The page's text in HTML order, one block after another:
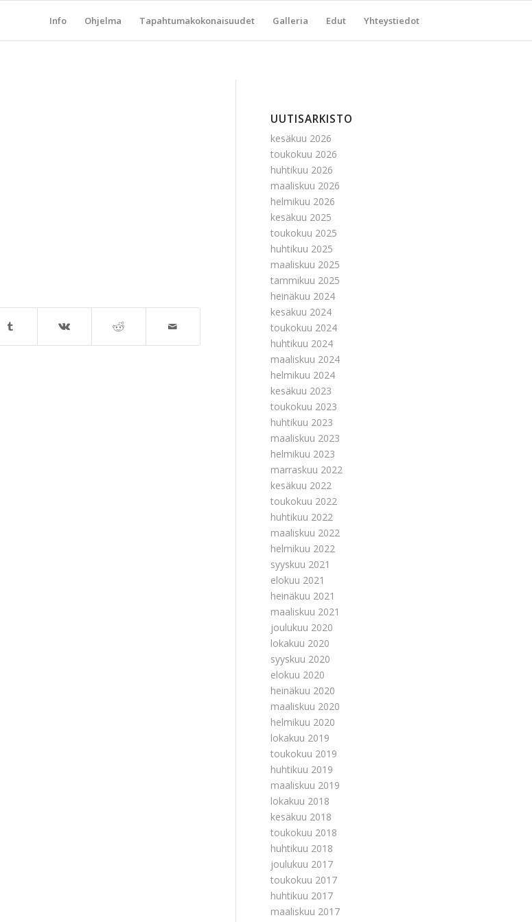
Info Ohjelma Tapahtumakokonaisuudet Galleria Edut Yhteystiedot
UUTISARKISTO
kesäkuu 2026
toukokuu 2026
huhtikuu 2026
maaliskuu 2026
helmikuu 2026
kesäkuu 2025
toukokuu 2025
huhtikuu 2025
maaliskuu 2025
tammikuu 2025
heinäkuu 2024
kesäkuu 2024
toukokuu 2024
huhtikuu 2024
maaliskuu 2024
helmikuu 2024
kesäkuu 2023
toukokuu 2023
huhtikuu 2023
maaliskuu 2023
helmikuu 2023
marraskuu 2022
kesäkuu 2022
toukokuu 2022
huhtikuu 2022
maaliskuu 2022
helmikuu 2022
syyskuu 2021
elokuu 2021
heinäkuu 2021
maaliskuu 2021
joulukuu 2020
lokakuu 2020
syyskuu 2020
elokuu 2020
heinäkuu 2020
maaliskuu 2020
helmikuu 2020
lokakuu 2019
toukokuu 2019
huhtikuu 2019
maaliskuu 2019
lokakuu 2018
kesäkuu 2018
toukokuu 2018
huhtikuu 2018
joulukuu 2017
toukokuu 2017
huhtikuu 2017
maaliskuu 2017